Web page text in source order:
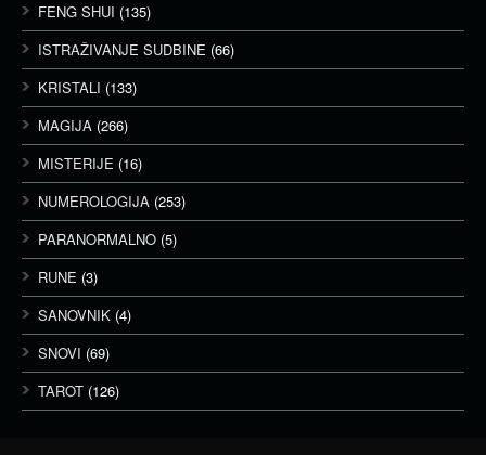
FENG SHUI (135)
ISTRAŽIVANJE SUDBINE (66)
KRISTALI (133)
MAGIJA (266)
MISTERIJE (16)
NUMEROLOGIJA (253)
PARANORMALNO (5)
RUNE (3)
SANOVNIK (4)
SNOVI (69)
TAROT (126)